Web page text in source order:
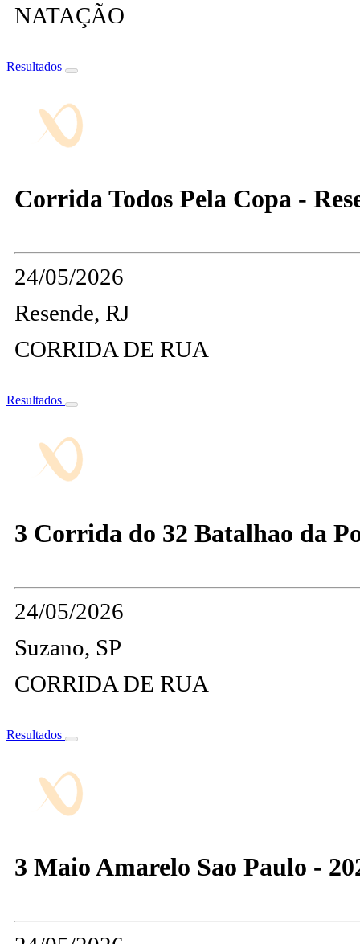
NATAÇÃO
Resultados
Corrida Todos Pela Copa -
24/05/2026
Resende, RJ
CORRIDA DE RUA
Resultados
3 Corrida do 32 Batalhao da
24/05/2026
Suzano, SP
CORRIDA DE RUA
Resultados
3 Maio Amarelo Sao Paulo -